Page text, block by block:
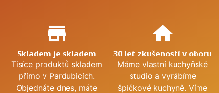
Proč nakupovat u nás?
store_mall_directory
Skladem je skladem
Tisíce produktů skladem
přímo v Pardubicích.
Objednáte dnes, máte
home
30 let zkušeností v oboru
Máme vlastní kuchyňské
studio a vyrábíme
špičkové kuchyně. Víme